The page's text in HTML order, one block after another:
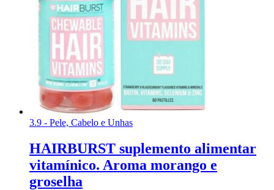
3.9 - Pele, Cabelo e Unhas
HAIRBURST suplemento alimentar
vitamínico. Aroma morango e
groselha